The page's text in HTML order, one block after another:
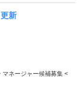
新
マネージャー候補募集 <